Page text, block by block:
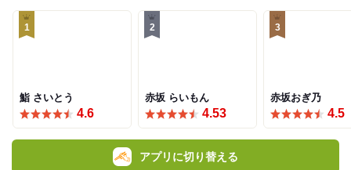
1
鮨 さいとう
4.6
2
赤坂 らいもん
4.53
3
赤坂おぎ乃
4.5
アプリに切り替える